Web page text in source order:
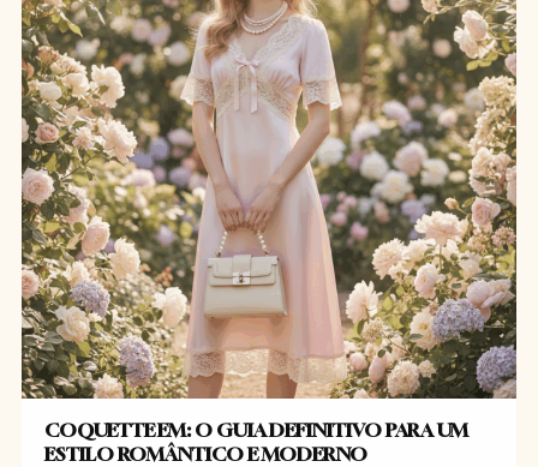
COQUETTE EM: O GUIA DEFINITIVO PARA UM
ESTILO ROMÂNTICO E MODERNO